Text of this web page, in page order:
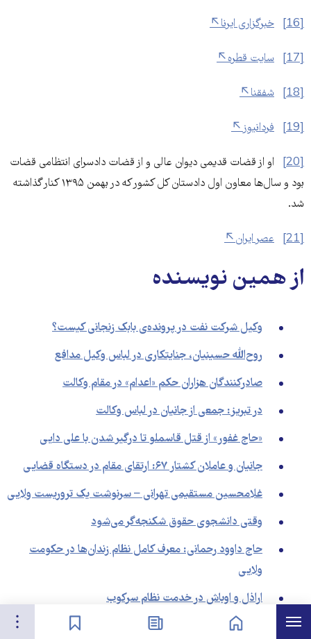
فهرست نشان‌گذاشته‌ها
[16] خبرگزاری ایرنا
[17] سایت قطره
[18] شفقنا
[19] فردانیوز
[20]
او از قضات قدیمی دیوان عالی و از قضات دادسرای انتظامی قضات
بود و سال‌ها معاون اول دادستان کل کشور که در بهمن ۱۳۹۵ کنار گذاشته
شد.
[21] عصر ایران
از همین نویسنده
وکیل شرکت نفت در پرونده‌ی بابک زنجانی کیست؟‌
روح‌الله حسینیان، جنایتکاری در لباس وکیل مدافع
صادرکنندگان هزاران حکم «اعدام» در مقام وکالت
در تبریز: جمعی از جانیان در لباس وکالت
«حاج غفور» از قتل قاسملو تا درگیر شدن با علی دایی
جانیان و عاملان کشتار ۶۷: ارتقای مقام در دستگاه قضایی
غلامحسین مستقیمی ‌‌تهرانی – سرنوشت یک تروریست ولایی
وقتی دانشجوی حقوق شکنجه‌گر می‌شود
حاج داوود رحمانی: معرف کامل نظام زندان‌ها در حکومت
ولایی
اراذل و اوباش در خدمت نظام سرکوب
احمدرضا کریمی «تواب دو نظام» و همکار دو دستگاه امنیتی